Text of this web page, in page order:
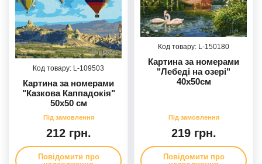
109503
Картина за номерами
"Казкова Каппадокія"
50х50 см
212 грн.
Повідомити про
150180
Картина за номерами
"Лебеді на озері"
40х50см
219 грн.
Повідомити про